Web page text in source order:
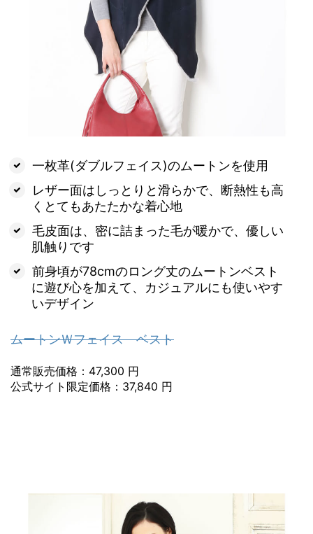
一枚革(ダブルフェイス)のムートンを使用
レザー面はしっとりと滑らかで、断熱性も高
くとてもあたたかな着心地
毛皮面は、密に詰まった毛が暖かで、優しい
肌触りです
前身頃が78cmのロング丈のムートンベスト
に遊び心を加えて、カジュアルにも使いやす
いデザイン
ムートンＷフェイス ベスト
通常販売価格：47,300 円
公式サイト限定価格：37,840 円